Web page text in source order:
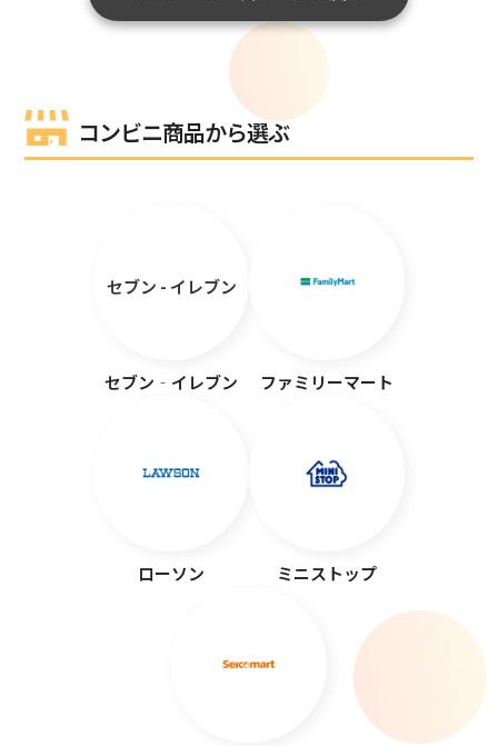
コンビニ商品から選ぶ
セブン - イレブン
セブン‐イレブン ファミリーマート
ローソン ミニストップ